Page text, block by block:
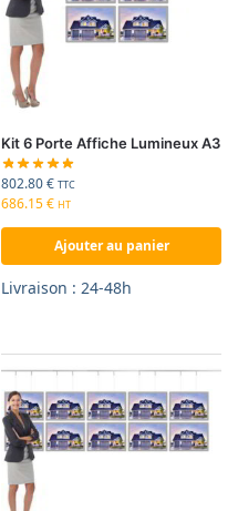
Kit 6 Porte Affiche Lumineux A3
802.80€ TTC
686.15€ HT
Ajouter au panier
Livraison : 24-48h